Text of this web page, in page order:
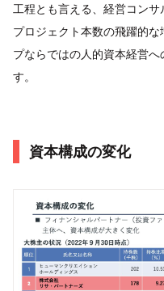
工程とも言える、経営コン
プロジェクト本数の飛躍的
プならではの人的資本経営
す。
資本構成の変化